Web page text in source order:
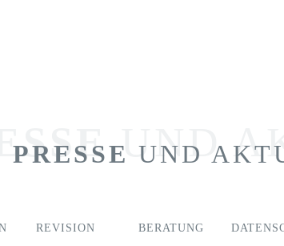
UND
PRESSE UND
REVISION BERATUNG